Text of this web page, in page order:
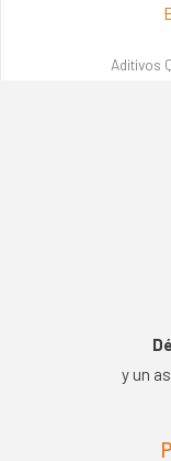
Aditivos
y un